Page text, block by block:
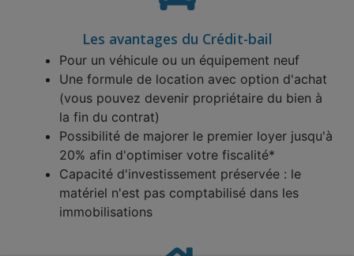
Les avantages du Crédit-bail
Pour un véhicule ou un équipement neuf
Une formule de location avec option d'achat
(vous pouvez devenir propriétaire du bien à
la fin du contrat)
Possibilité de majorer le premier loyer jusqu'à
20% afin d'optimiser votre fiscalité*
Capacité d'investissement préservée : le
matériel n'est pas comptabilisé dans les
immobilisations